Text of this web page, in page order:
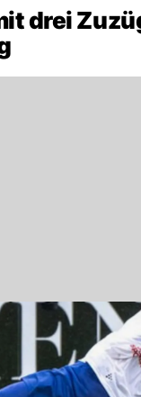
drei